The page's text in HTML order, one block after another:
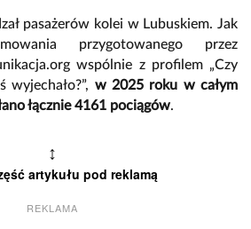
pasażerów kolei w Lubuskiem. Jak
przygotowanego przez
wspólnie z profilem „Czy
w 2025 roku w całym
łącznie 4161 pociągów.
↕
artykułu pod reklamą
REKLAMA